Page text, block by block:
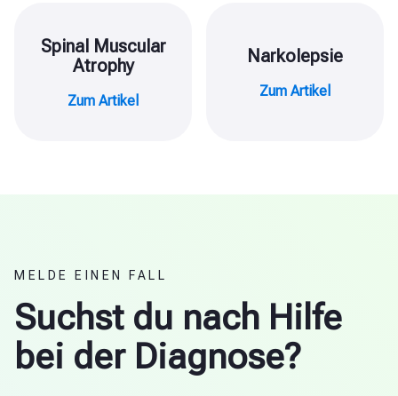
Spinal Muscular
Atrophy
Zum Artikel
Narkolepsie
Zum Artikel
MELDE EINEN FALL
Suchst du nach Hilfe
bei der Diagnose?